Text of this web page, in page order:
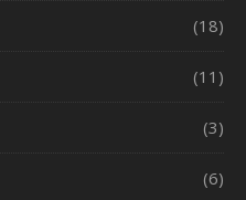
(18)
(11)
(3)
(6)